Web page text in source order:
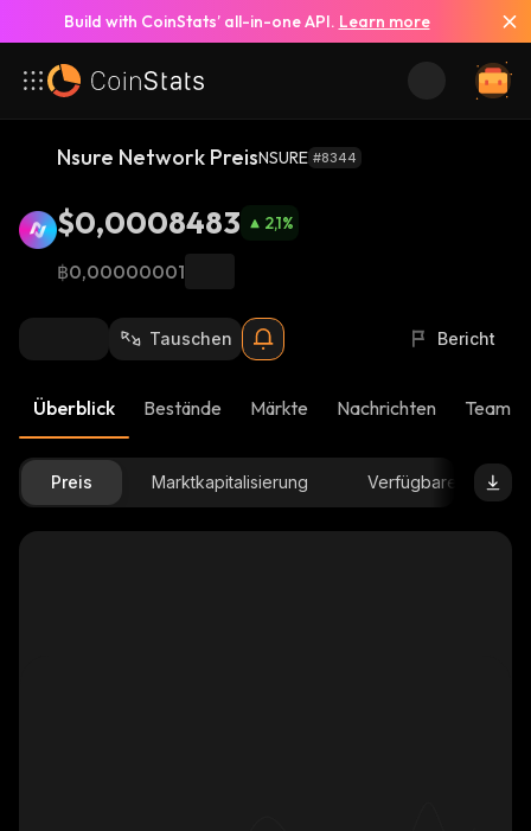
Build with CoinStats’ all-in-one API. Learn more
Nsure Network PreisNSURE #8344
$0,0008483 2,1%
฿0,00000001
Tauschen Bericht
Überblick Bestände Märkte Nachrichten Team-
Preis Marktkapitalisierung Verfügbare Menge